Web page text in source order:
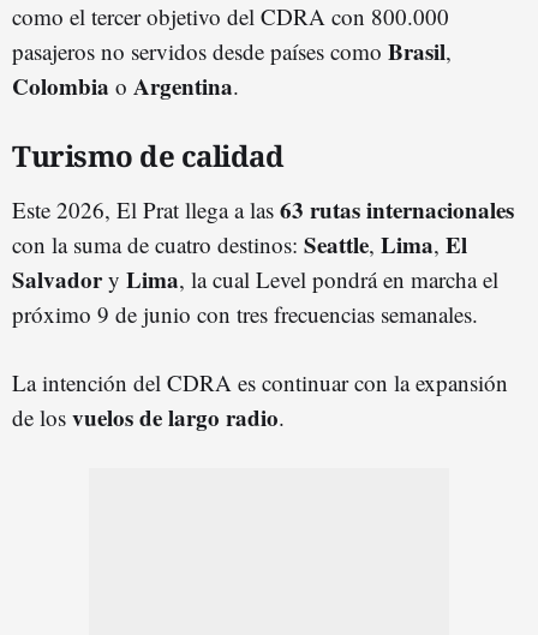
como el tercer objetivo del CDRA con 800.000
pasajeros no servidos desde países como Brasil,
Colombia o Argentina.
Turismo de calidad
Este 2026, El Prat llega a las 63 rutas internacionales
con la suma de cuatro destinos: Seattle, Lima, El
Salvadory Lima, la cual Level pondrá en marcha el
próximo 9 de junio con tres frecuencias semanales.
La intención del CDRA es continuar con la expansión
de los vuelos de largo radio.